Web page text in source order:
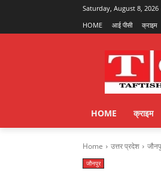
Saturday, August 8, 2026
HOME
आई पीसी क्राइम
HOME क्राइम
Home उत्तर प्रदेश
जौनपुर